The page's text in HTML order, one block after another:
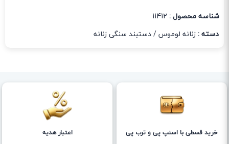
شناسه محصول : 11412
دسته :زنانه لوموس/دستبند سنگی زنانه
خرید قسطی با اسنپ پی و ترب پی اعتبار هدیه